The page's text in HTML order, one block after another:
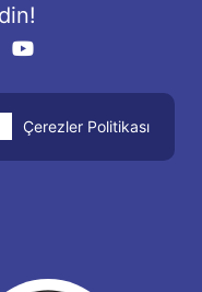
Çerezler Politikası